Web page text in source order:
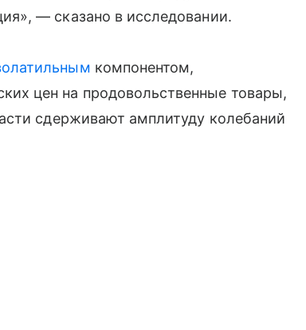
— сказано в исследовании.
компонентом,
цен на продовольственные товары,
сдерживают амплитуду колебаний